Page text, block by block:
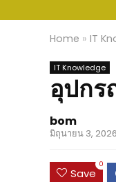
Home » IT
IT Knowledge
อุปกร
bom
มิถุนายน 3, 2026
Save
0